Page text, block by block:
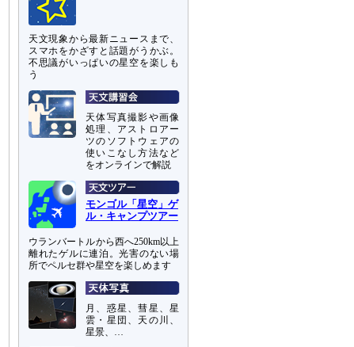
天文現象から最新ニュースまで、
スマホをかざすと話題がうかぶ。
不思議がいっぱいの星空を楽しも
う
天体写真撮影や画像
処理、アストロアー
ツのソフトウェアの
使いこなし方法など
をオンラインで解説
モンゴル「星空」ゲ
ル・キャンプツアー
ウランバートルから西へ250km以上
離れたゲルに連泊。光害のない場
所でペルセ群や星空を楽しめます
月、惑星、彗星、星
雲・星団、天の川、
星景、…